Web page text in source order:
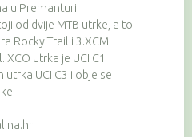
u Premanturi.
od dvije MTB utrke, a to
Rocky Trail i 3.XCM
XCO utrka je UCI C1
UCI C3 i obje se